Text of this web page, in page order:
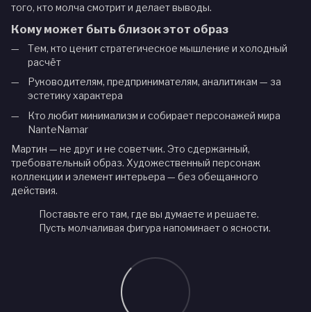
того, кто молча смотрит и делает выводы.
Кому может быть близок этот образ
Тем, кто ценит стратегическое мышление и холодный
расчёт
Руководителям, предпринимателям, аналитикам — за
эстетику характера
Кто любит минимализм и собирает персонажей мира
NanteNamar
Мартин — не друг и не советчик. Это сдержанный,
требовательный образ. Художественный персонаж
коллекции и элемент интерьера — без обещанного
действия.
Поставьте его там, где вы думаете и решаете.
Пусть молчаливая фигура напоминает о ясности.